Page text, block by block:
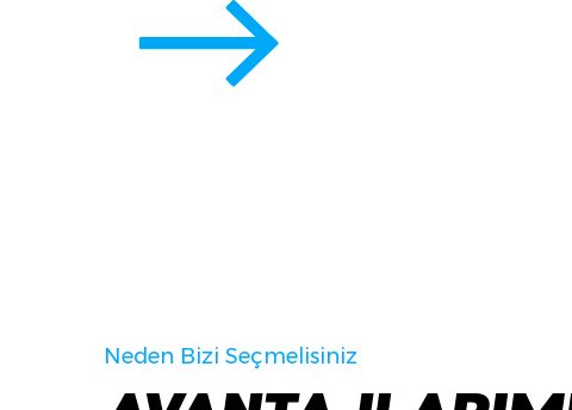
Neden Bizi Seçmelisiniz